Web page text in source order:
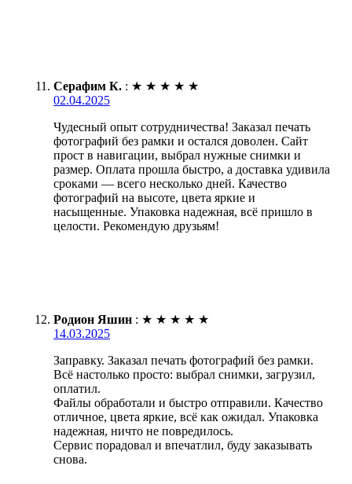
Серафим К. : ★ ★ ★ ★ ★
02.04.2025
Чудесный опыт сотрудничества! Заказал печать
фотографий без рамки и остался доволен. Сайт
прост в навигации, выбрал нужные снимки и
размер. Оплата прошла быстро, а доставка удивила
сроками — всего несколько дней. Качество
фотографий на высоте, цвета яркие и
насыщенные. Упаковка надежная, всё пришло в
целости. Рекомендую друзьям!
Родион Яшин : ★ ★ ★ ★ ★
14.03.2025
Заправку. Заказал печать фотографий без рамки.
Всё настолько просто: выбрал снимки, загрузил,
оплатил.
Файлы обработали и быстро отправили. Качество
отличное, цвета яркие, всё как ожидал. Упаковка
надежная, ничто не повредилось.
Сервис порадовал и впечатлил, буду заказывать
снова.